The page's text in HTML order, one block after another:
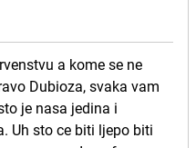
a kome se ne
Dubioza, svaka vam
je nasa jedina i
Uh sto ce biti ljepo biti